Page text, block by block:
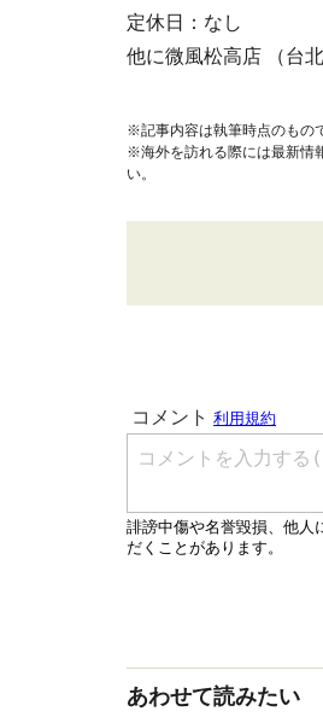
定休日：なし
他に微風松高店 （台
※記事内容は執筆時点のもの
※海外を訪れる際には最新情
い。
あわせて読みたい